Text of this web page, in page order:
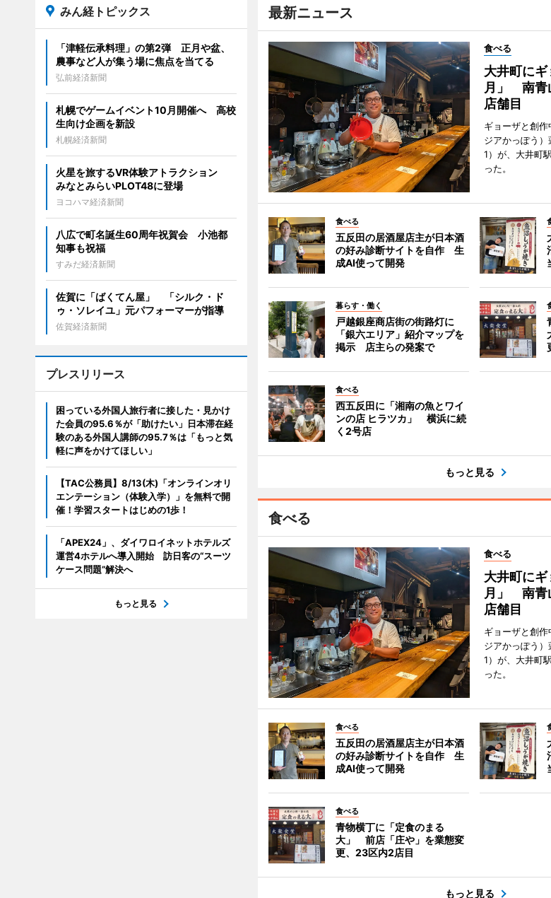
最新ニュース
食べる
大井町に
月」 南青
店舗目
ギョーザと創
ジアかっぽう
1）が、大井町
った。
食べる
五反田の居酒屋店主が日本酒
の好み診断サイトを自作 生
成AI使って開発
暮らす・働く
戸越銀座商店街の街路灯に
「銀六エリア」紹介マップを
掲示 店主らの発案で
食べる
西五反田に「湘南の魚とワイ
ンの店 ヒラツカ」 横浜に続
く2号店
もっと見る
食べる
食べる
大井町に
月」 南青
店舗目
ギョーザと創
ジアかっぽう
1）が、大井町
った。
食べる
五反田の居酒屋店主が日本酒
の好み診断サイトを自作 生
成AI使って開発
食べる
青物横丁に「定食のまる
大」 前店「庄や」を業態変
更、23区内2店目
もっと見る
みん経トピックス
「津軽伝承料理」の第2弾 正月や盆、
農事など人が集う場に焦点を当てる
弘前経済新聞
札幌でゲームイベント10月開催へ 高校
生向け企画を新設
札幌経済新聞
火星を旅するVR体験アトラクション
みなとみらいPLOT48に登場
ヨコハマ経済新聞
八広で町名誕生60周年祝賀会 小池都
知事も祝福
すみだ経済新聞
佐賀に「ばくてん屋」 「シルク・ド
ゥ・ソレイユ」元パフォーマーが指導
佐賀経済新聞
プレスリリース
困っている外国人旅行者に接した・見かけ
た会員の95.6％が「助けたい」日本滞在経
験のある外国人講師の95.7％は「もっと気
軽に声をかけてほしい」
【TAC公務員】8/13(木)「オンラインオリ
エンテーション（体験入学）」を無料で開
催！学習スタートはじめの1歩！
「APEX24」、ダイワロイネットホテルズ
運営4ホテルへ導入開始 訪日客の“スーツ
ケース問題”解決へ
もっと見る